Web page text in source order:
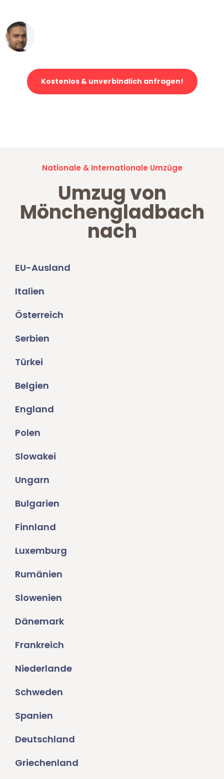
Kostenlos & unverbindlich anfragen!
Nationale & Internationale Umzüge
Umzug von
Mönchengladbach
nach
EU-Ausland
Italien
Österreich
Serbien
Türkei
Belgien
England
Polen
Slowakei
Ungarn
Bulgarien
Finnland
Luxemburg
Rumänien
Slowenien
Dänemark
Frankreich
Niederlande
Schweden
Spanien
Deutschland
Griechenland